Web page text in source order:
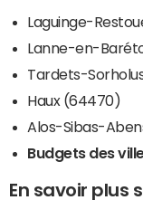
Laguinge-
Lanne-en-
Tardets-
Haux (64470)
Alos-Sibas-
Budgets des
En savoir plus